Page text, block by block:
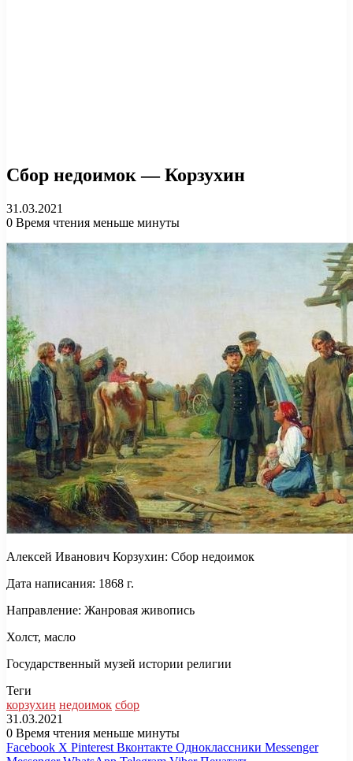
Сбор недоимок — Корзухин
31.03.2021
0 Время чтения меньше минуты
Алексей Иванович Корзухин: Сбор недоимок
Дата написания: 1868 г.
Направление: Жанровая живопись
Холст, масло
Государственный музей истории религии
Теги
корзухин недоимок сбор
31.03.2021
0 Время чтения меньше минуты
Facebook X Pinterest Вконтакте Одноклассники Messenger